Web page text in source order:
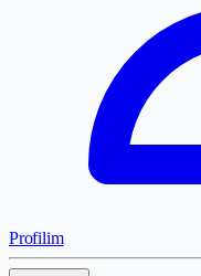
Profilim